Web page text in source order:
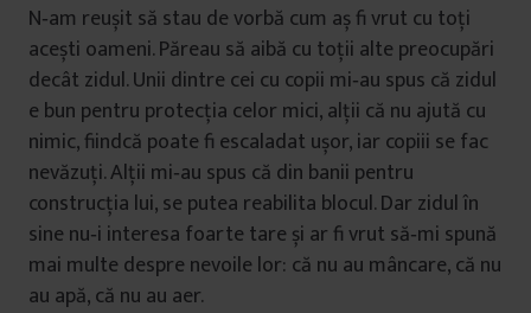
N‑am reușit să stau de vorbă cum aș fi vrut cu toți
acești oameni. Păreau să aibă cu toții alte preocupări
decât zidul. Unii dintre cei cu copii mi‑au spus că zidul
e bun pentru protecția celor mici, alții că nu ajută cu
nimic, fiindcă poate fi escaladat ușor, iar copiii se fac
nevăzuți. Alții mi‑au spus că din banii pentru
construcția lui, se putea reabilita blocul. Dar zidul în
sine nu‑i interesa foarte tare și ar fi vrut să‑mi spună
mai multe despre nevoile lor: că nu au mâncare, că nu
au apă, că nu au aer.